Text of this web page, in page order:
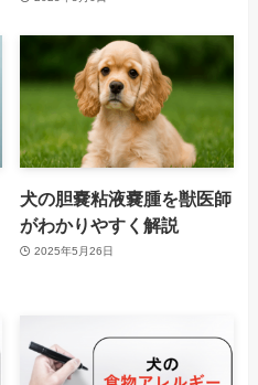
犬の胆嚢粘液嚢腫を獣医師
がわかりやすく解説
2025年5月26日